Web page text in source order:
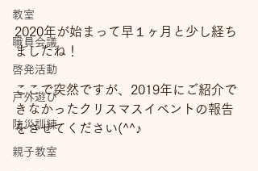
教室
職員会議
啓発活動
戸外遊び
防災訓練
親子教室
2020年が始まって早１ヶ月と少し経ち
ましたね！
ここで突然ですが、2019年にご紹介で
きなかったクリスマスイベントの報告
をさせてください(^^♪